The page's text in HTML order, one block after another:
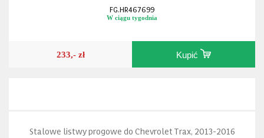
FG.HR467699
W ciągu tygodnia
233,- zł Kupić
Stalowe listwy progowe do Chevrolet Trax, 2013-2016